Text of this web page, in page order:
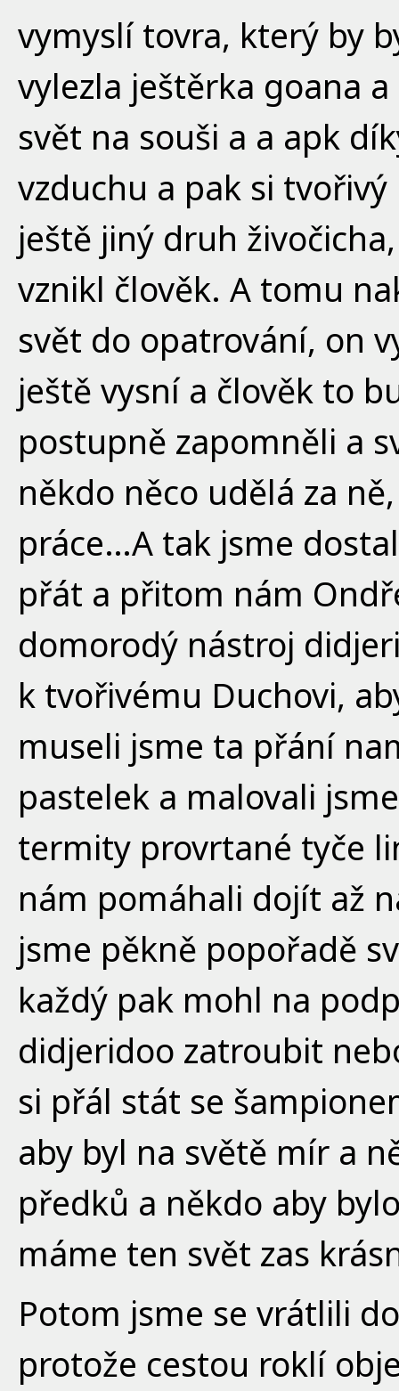
vymyslí tovra, který by
vylezla ještěrka goana
svět na souši a a apk
vzduchu a pak si
ještě jiný druh
vznikl člověk. A tomu
svět do opatrování, on
ještě vysní a člověk to
postupně zapomněli a
někdo něco udělá za
práce…A tak jsme
přát a přitom nám
domorodý nástroj
k tvořivému Duchovi,
museli jsme ta přání
pastelek a malovali
termity provrtané tyče
nám pomáhali dojít až
jsme pěkně popořadě
každý pak mohl na
didjeridoo zatroubit
si přál stát se
aby byl na světě mír a
předků a někdo aby
máme ten svět zas
Potom jsme se vrátlili
protože cestou roklí